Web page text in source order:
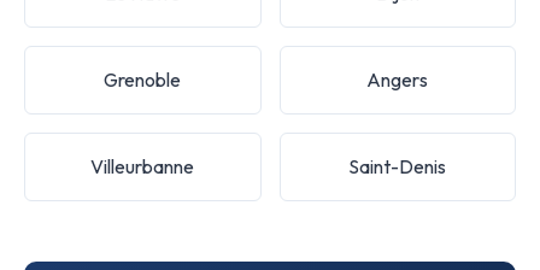
Grenoble Angers
Villeurbanne Saint-Denis